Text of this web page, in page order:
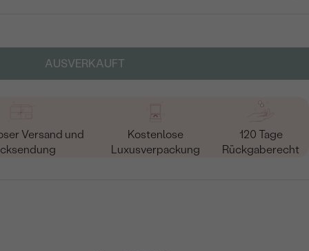
AUSVERKAUFT
Versand und
Kostenlose
Luxusverpackung
120 Tage
Rückgaberecht